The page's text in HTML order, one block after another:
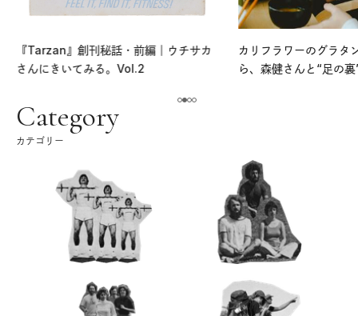
『Tarzan』創刊秘話・前編｜ウチサカ
さんにきいてみる。Vol.2
カリフラワーのグラタ
ら、森健さんと“足の
Category
カテゴリー